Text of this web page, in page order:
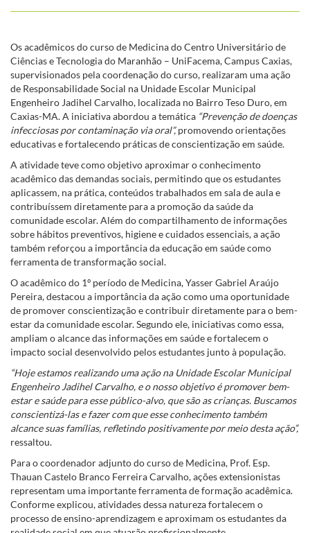
Os acadêmicos do curso de Medicina do Centro Universitário de
Ciências e Tecnologia do Maranhão – UniFacema, Campus Caxias,
supervisionados pela coordenação do curso, realizaram uma ação
de Responsabilidade Social na Unidade Escolar Municipal
Engenheiro Jadihel Carvalho, localizada no Bairro Teso Duro, em
Caxias-MA. A iniciativa abordou a temática “Prevenção de doenças
infecciosas por contaminação via oral”,promovendo orientações
educativas e fortalecendo práticas de conscientização em saúde.
A atividade teve como objetivo aproximar o conhecimento
acadêmico das demandas sociais, permitindo que os estudantes
aplicassem, na prática, conteúdos trabalhados em sala de aula e
contribuíssem diretamente para a promoção da saúde da
comunidade escolar. Além do compartilhamento de informações
sobre hábitos preventivos, higiene e cuidados essenciais, a ação
também reforçou a importância da educação em saúde como
ferramenta de transformação social.
O acadêmico do 1º período de Medicina, Yasser Gabriel Araújo
Pereira, destacou a importância da ação como uma oportunidade
de promover conscientização e contribuir diretamente para o bem-
estar da comunidade escolar. Segundo ele, iniciativas como essa,
ampliam o alcance das informações em saúde e fortalecem o
impacto social desenvolvido pelos estudantes junto à população.
“Hoje estamos realizando uma ação na Unidade Escolar Municipal
Engenheiro Jadihel Carvalho, e o nosso objetivo é promover bem-
estar e saúde para esse público-alvo, que são as crianças. Buscamos
conscientizá-las e fazer com que esse conhecimento também
alcance suas famílias, refletindo positivamente por meio desta ação”,
ressaltou.
Para o coordenador adjunto do curso de Medicina, Prof. Esp.
Thauan Castelo Branco Ferreira Carvalho, ações extensionistas
representam uma importante ferramenta de formação acadêmica.
Conforme explicou, atividades dessa natureza fortalecem o
processo de ensino-aprendizagem e aproximam os estudantes da